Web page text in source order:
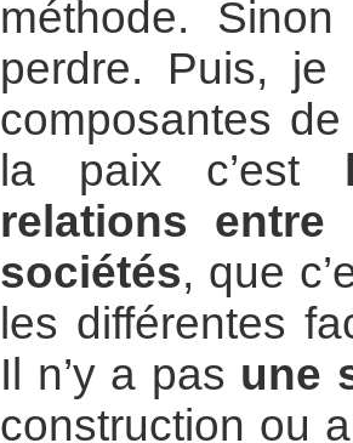
méthode.
perdre. Puis, je
composantes
la paix c’est
relations
sociétés, que
les différentes
Il n’y a pas une
construction ou